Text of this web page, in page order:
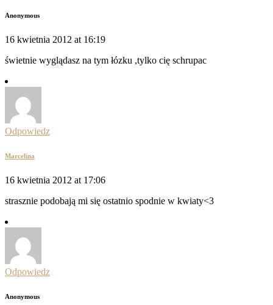
Anonymous
16 kwietnia 2012 at 16:19
świetnie wyglądasz na tym łózku ,tylko cię schrupac
Odpowiedz
Marcelina
16 kwietnia 2012 at 17:06
strasznie podobają mi się ostatnio spodnie w kwiaty<3
Odpowiedz
Anonymous